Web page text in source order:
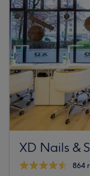
XD Nails &
864